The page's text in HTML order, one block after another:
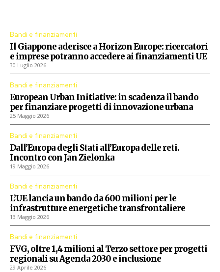
Bandi e finanziamenti
Il Giappone aderisce a Horizon Europe: ricercatori
e imprese potranno accedere ai finanziamenti UE
30 Luglio 2026
Bandi e finanziamenti
European Urban Initiative: in scadenza il bando
per finanziare progetti di innovazione urbana
25 Maggio 2026
Bandi e finanziamenti
Dall’Europa degli Stati all’Europa delle reti.
Incontro con Jan Zielonka
19 Maggio 2026
Bandi e finanziamenti
L’UE lancia un bando da 600 milioni per le
infrastrutture energetiche transfrontaliere
13 Maggio 2026
Bandi e finanziamenti
FVG, oltre 1,4 milioni al Terzo settore per progetti
regionali su Agenda 2030 e inclusione
29 Aprile 2026